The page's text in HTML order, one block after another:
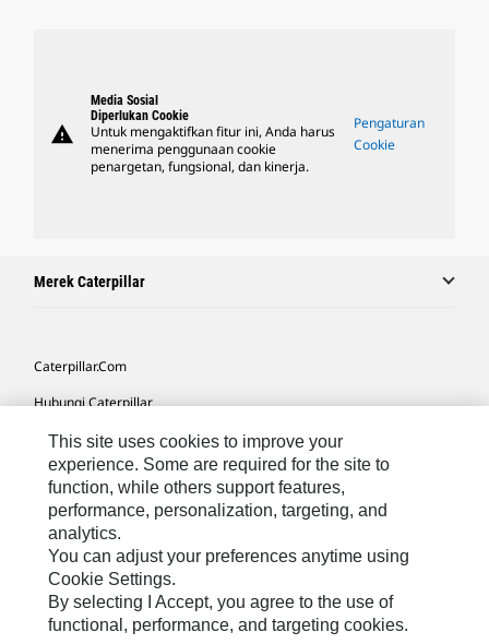
warning
Media Sosial
Diperlukan Cookie
Untuk mengaktifkan fitur ini, Anda harus
menerima penggunaan cookie
penargetan, fungsional, dan kinerja.
Pengaturan
Cookie
Merek Caterpillar
Caterpillar.com
Hubungi Caterpillar
Preferensi Pemasaran Saya
Peta Situs
Cookie Settings
Hukum
Privasi
This site uses cookies to improve your
experience. Some are required for the site to
function, while others support features,
performance, personalization, targeting, and
analytics.
You can adjust your preferences anytime using
Cookie Settings.
By selecting I Accept, you agree to the use of
functional, performance, and targeting cookies.